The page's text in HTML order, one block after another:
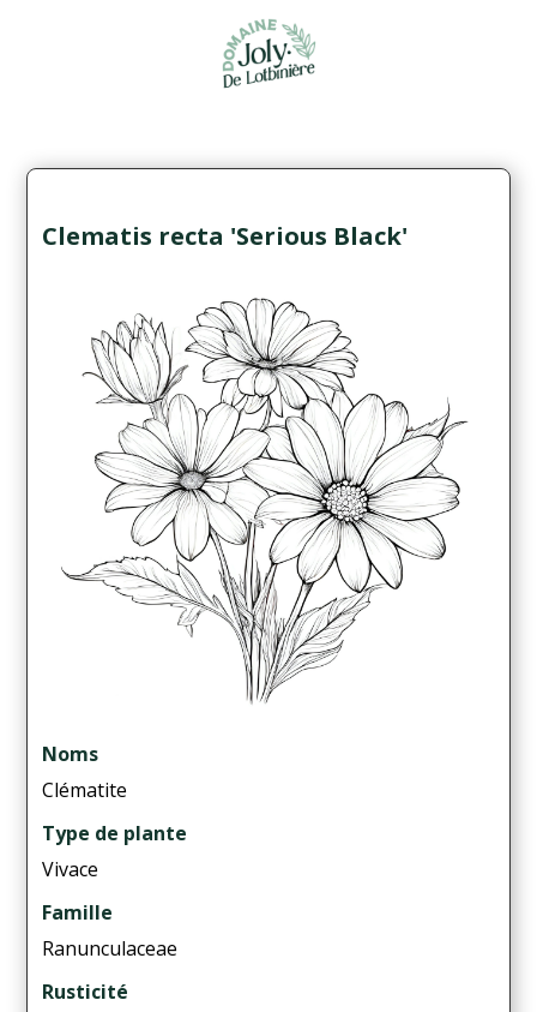
Clematis recta 'Serious Black'
Noms
Clématite
Type de plante
Vivace
Famille
Ranunculaceae
Rusticité